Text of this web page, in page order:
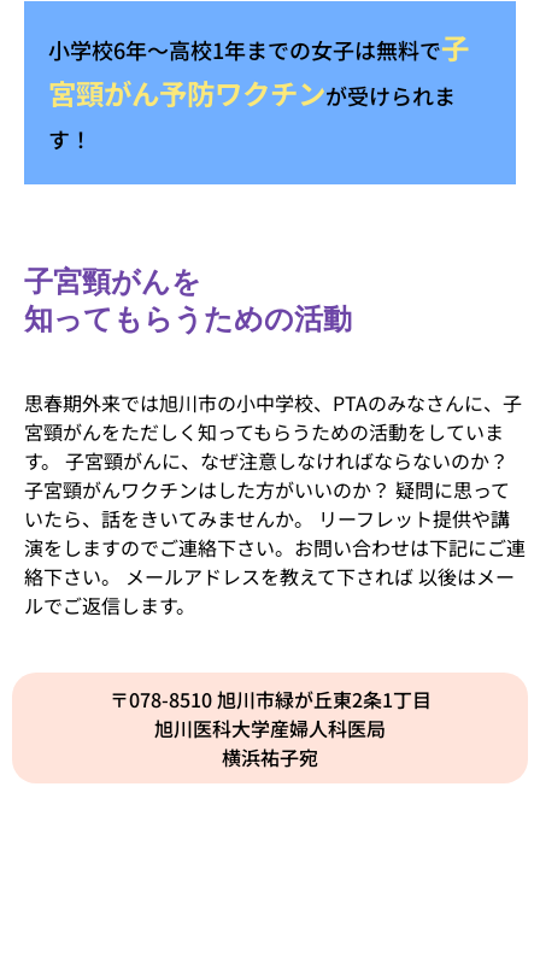
小学校6年～高校1年までの女子は無料で子
宮頸がん予防ワクチンが受けられま
す！
子宮頸がんを
知ってもらうための活動
思春期外来では旭川市の小中学校、PTAのみなさんに、子
宮頸がんをただしく知ってもらうための活動をしていま
す。 子宮頸がんに、なぜ注意しなければならないのか？
子宮頸がんワクチンはした方がいいのか？ 疑問に思って
いたら、話をきいてみませんか。 リーフレット提供や講
演をしますのでご連絡下さい。お問い合わせは下記にご連
絡下さい。 メールアドレスを教えて下されば 以後はメー
ルでご返信します。
〒078-8510 旭川市緑が丘東2条1丁目
旭川医科大学産婦人科医局
横浜祐子宛